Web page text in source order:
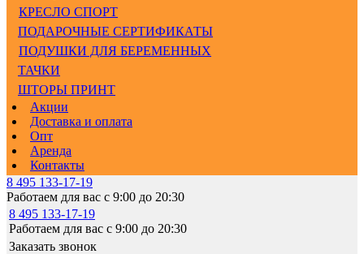
КРЕСЛО СПОРТ
ПОДАРОЧНЫЕ СЕРТИФИКАТЫ
ПОДУШКИ ДЛЯ БЕРЕМЕННЫХ
ТАЧКИ
ШТОРЫ ПРИНТ
Акции
Доставка и оплата
Опт
Аренда
Контакты
8 495 133-17-19
Работаем для вас с 9:00 до 20:30
8 495 133-17-19
Работаем для вас с 9:00 до 20:30
Заказать звонок